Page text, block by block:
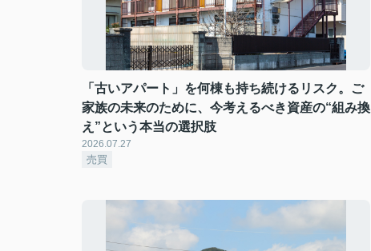
「古いアパート」を何棟も持ち続けるリスク。ご
家族の未来のために、今考えるべき資産の“組み換
え”という本当の選択肢
2026.07.27
売買